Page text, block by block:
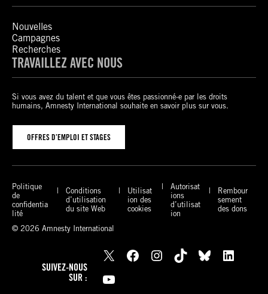
Nouvelles
Campagnes
Recherches
TRAVAILLEZ AVEC NOUS
Si vous avez du talent et que vous êtes passionné-e par les droits
humains, Amnesty International souhaite en savoir plus sur vous.
OFFRES D’EMPLOI ET STAGES
Politique
de
confidentia
lité
Conditions
d’utilisation
du site Web
Utilisat
ion des
cookies
Autorisat
ions
d’utilisat
ion
Rembour
sement
des dons
© 2026 Amnesty International
SUIVEZ-NOUS
SUR :
X Facebook Instagram TikTok Bluesky
LinkedIn
YouTube